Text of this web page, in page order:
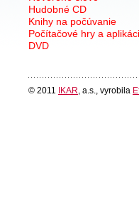
Hudobné CD
Knihy na počúvanie
Počítačové hry a
DVD
© 2011 IKAR , a.s., vyrobila